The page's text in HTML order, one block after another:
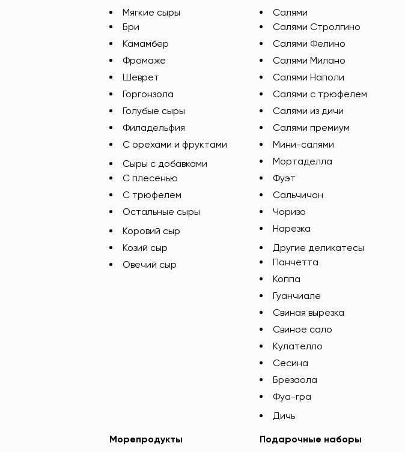
Мягкие сыры
Бри
Камамбер
Фромаже
Шеврет
Горгонзола
Голубые сыры
Филадельфия
С орехами и фруктами
Сыры с добавками
C плесенью
С трюфелем
Остальные сыры
Коровий сыр
Козий сыр
Овечий сыр
Салями
Салями Стролгино
Салями Фелино
Салями Милано
Салями Наполи
Салями с трюфелем
Салями из дичи
Салями премиум
Мини-салями
Мортаделла
Фуэт
Сальчичон
Чоризо
Нарезка
Другие деликатесы
Панчетта
Коппа
Гуанчиале
Свиная вырезка
Свиное сало
Кулателло
Сесина
Брезаола
Фуа-гра
Дичь
Морепродукты
Подарочные наборы